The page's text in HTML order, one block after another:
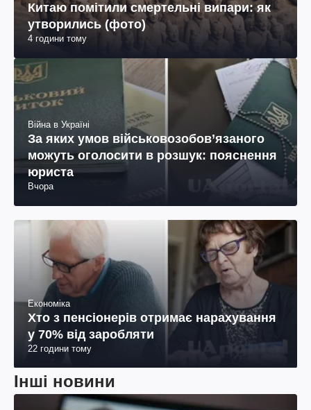
Китаю помітили смертельні випари: як
утворились (фото)
4 години тому
Війна в Україні
За яких умов військовозобов’язаного
можуть оголосити в розшук: пояснення
юриста
Вчора
Економіка
Хто з пенсіонерів отримає нарахування
у 70% від заробляти
22 години тому
Інші новини